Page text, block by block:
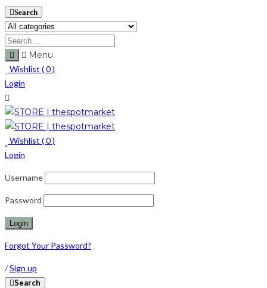
Search
Menu
Wishlist (0)
Login
Wishlist (0)
Login
Username
Password
Forgot Your Password?
/Sign up
Search